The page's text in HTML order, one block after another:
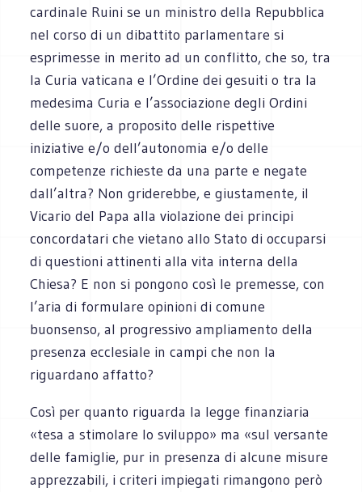
cardinale Ruini se un ministro della Repubblica
nel corso di un dibattito parlamentare si
esprimesse in merito ad un conflitto, che so, tra
la Curia vaticana e l’Ordine dei gesuiti o tra la
medesima Curia e l’associazione degli Ordini
delle suore, a proposito delle rispettive
iniziative e/o dell’autonomia e/o delle
competenze richieste da una parte e negate
dall’altra? Non griderebbe, e giustamente, il
Vicario del Papa alla violazione dei principi
concordatari che vietano allo Stato di occuparsi
di questioni attinenti alla vita interna della
Chiesa? E non si pongono così le premesse, con
l’aria di formulare opinioni di comune
buonsenso, al progressivo ampliamento della
presenza ecclesiale in campi che non la
riguardano affatto?
Così per quanto riguarda la legge finanziaria
«tesa a stimolare lo sviluppo» ma «sul versante
delle famiglie, pur in presenza di alcune misure
apprezzabili, i criteri impiegati rimangono però